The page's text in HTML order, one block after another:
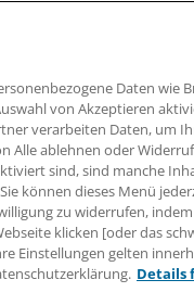
Verwendung
von gegenwärtig
Gutverdiener
Progression
Daten wie
von Akzeptieren
verarbeiten Daten, um
Alle ablehnen oder
sind, sind manche
können dieses Menü
zu widerrufen, indem
klicken [oder das
Einstellungen gelten
Details